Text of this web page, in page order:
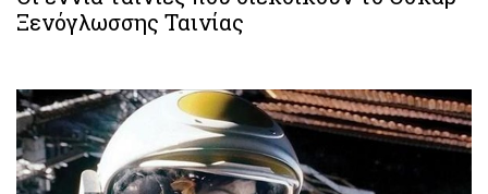
Ξενόγλωσσης Ταινίας